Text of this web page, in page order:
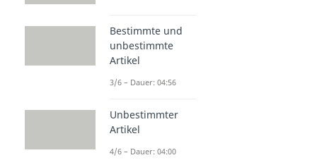
Bestimmte und
unbestimmte
Artikel
3/6 – Dauer: 04:56
Unbestimmter
Artikel
4/6 – Dauer: 04:00